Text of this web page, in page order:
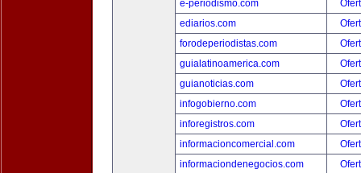
e-periodismo.com
ediarios.com
forodeperiodistas.com
guialatinoamerica.com
guianoticias.com
infogobierno.com
inforegistros.com
informacioncomercial.com
informaciondenegocios.com